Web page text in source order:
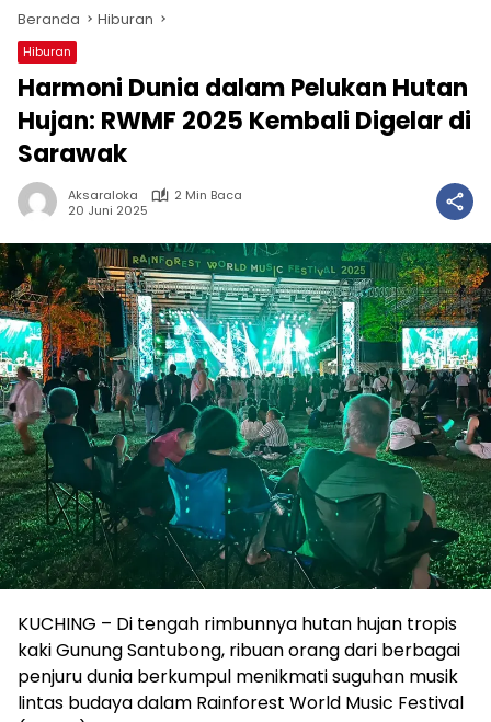
Beranda Hiburan
Hiburan
Harmoni Dunia dalam Pelukan Hutan
Hujan: RWMF 2025 Kembali Digelar di
Sarawak
Aksaraloka
2 Min Baca
20 Juni 2025
KUCHING – Di tengah rimbunnya hutan hujan tropis
kaki Gunung Santubong, ribuan orang dari berbagai
penjuru dunia berkumpul menikmati suguhan musik
lintas budaya dalam Rainforest World Music Festival